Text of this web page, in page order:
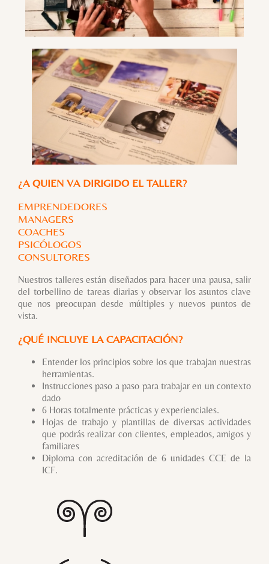
¿A QUIEN VA DIRIGIDO EL TALLER?
EMPRENDEDORES
MANAGERS
COACHES
PSICÓLOGOS
CONSULTORES
Nuestros talleres están diseñados para hacer una pausa, salir
del torbellino de tareas diarias y observar los asuntos clave
que nos preocupan desde múltiples y nuevos puntos de
vista.
¿QUÉ INCLUYE LA CAPACITACIÓN?
Entender los principios sobre los que trabajan nuestras
herramientas.
Instrucciones paso a paso para trabajar en un contexto
dado
6 Horas totalmente prácticas y experienciales.
Hojas de trabajo y plantillas de diversas actividades
que podrás realizar con clientes, empleados, amigos y
familiares
Diploma con acreditación de 6 unidades CCE de la
ICF.